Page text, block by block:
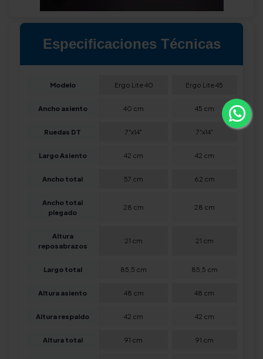
Especificaciones Técnicas
Modelo Ergo Lite 40 Ergo Lite 45
Ancho asiento 40 cm 45 cm
Ruedas DT 7"x14" 7"x14"
Largo Asiento 42 cm 42 cm
Ancho total 57 cm 62 cm
Ancho total
plegado
28 cm 28 cm
Altura
reposabrazos
21 cm 21 cm
Largo total 85,5 cm 85,5 cm
Altura asiento 48 cm 48 cm
Altura respaldo 42 cm 42 cm
Altura total 91 cm 91 cm